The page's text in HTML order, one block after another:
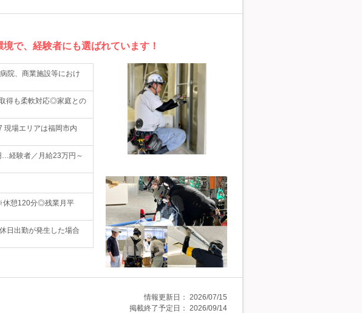
で、経験者にも選ばれています！
院、商業施設等におけ
得も柔軟対応◎家庭との
場エリアは福岡市内
…経験者／月給23万円～
休憩120分◎残業月平
日出勤が発生した場合
情報更新日： 2026/07/15
掲載終了予定日： 2026/09/14